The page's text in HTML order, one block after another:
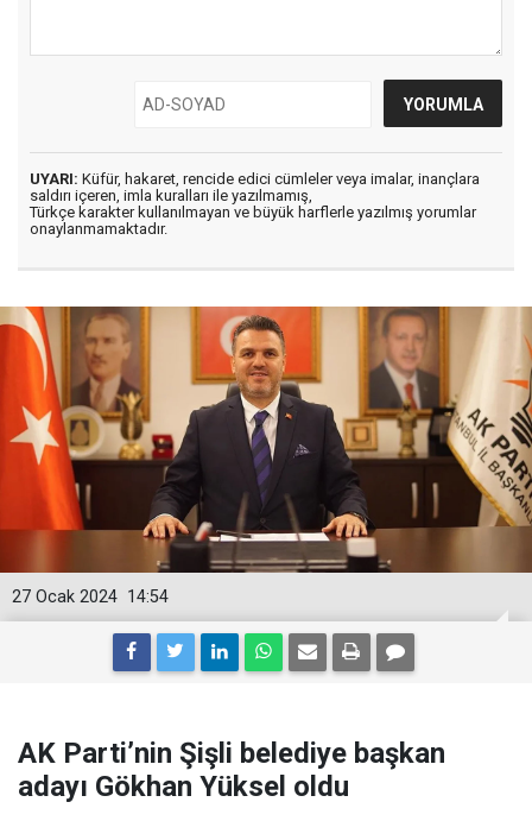
UYARI: Küfür, hakaret, rencide edici cümleler veya imalar, inançlara
saldırı içeren, imla kuralları ile yazılmamış,
Türkçe karakter kullanılmayan ve büyük harflerle yazılmış yorumlar
onaylanmamaktadır.
14:54
27 Ocak 2024
AK Parti’nin Şişli belediye başkan
adayı Gökhan Yüksel oldu